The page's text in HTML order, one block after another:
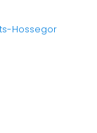
Hossegor